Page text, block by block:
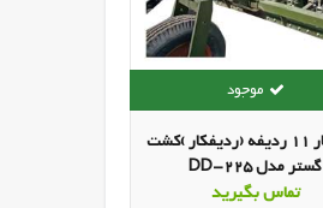
عمیقکار 11 ردیفه (ردیفکار )کشت
گستر مدل DD-225
تماس بگیرید